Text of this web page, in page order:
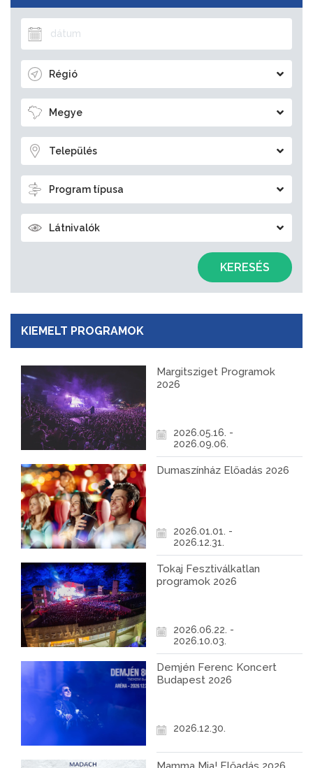
Régió
Megye
Település
Program típusa
Látnivalók
KERESÉS
KIEMELT PROGRAMOK
Margitsziget Programok
2026
2026.05.16. -
2026.09.06.
Dumaszínház Előadás 2026
2026.01.01. -
2026.12.31.
Tokaj Fesztiválkatlan
programok 2026
2026.06.22. -
2026.10.03.
Demjén Ferenc Koncert
Budapest 2026
2026.12.30.